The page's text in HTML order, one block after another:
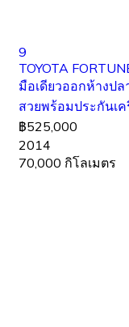
9
TOYOTA
มือเดียวออกห้างป
สวยพร้อมประกันเค
฿525,000
2014
70,000 กิโลเมตร